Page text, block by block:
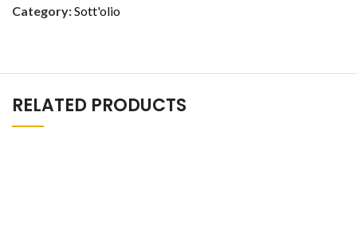
Category:Sott'olio
RELATED PRODUCTS